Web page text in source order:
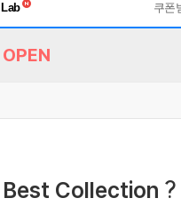
Lab
형검사
쿠폰
OPEN
Collection